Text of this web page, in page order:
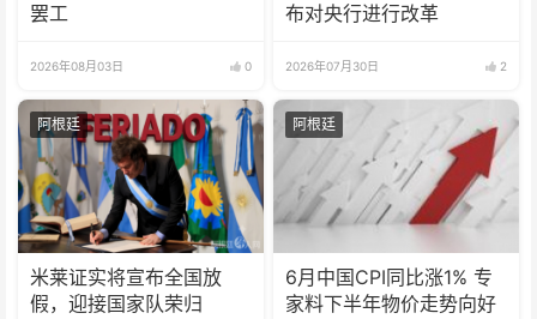
罢工
2026年08月03日 0
布对央行进行改革
2026年07月30日 2
阿根廷
米莱证实将宣布全国放
假，迎接国家队荣归
阿根廷
6月中国CPI同比涨1% 专
家料下半年物价走势向好